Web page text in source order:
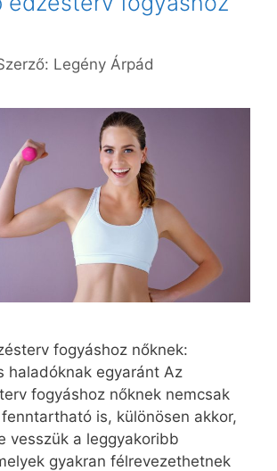
Legény Árpád
fogyáshoz nőknek:
haladóknak egyaránt Az
fogyáshoz nőknek nemcsak
is, különösen akkor,
vesszük a leggyakoribb
gyakran félrevezethetnek